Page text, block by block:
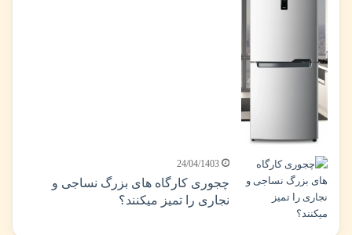
24/04/1403
چجوری کارگاه های بزرگ نساجی و
نجاری را تمیز میکنند؟